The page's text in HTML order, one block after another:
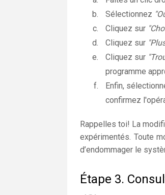
Sélectionnez
Cliquez sur
Cliquez sur
Cliquez sur
programme
Enfin,
confirmez
Rappelles toi! La
expérimentés. Toute
d’endommager le
Étape 3.